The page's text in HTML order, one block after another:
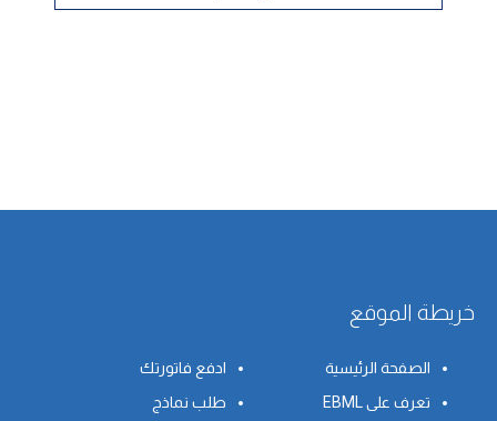
خريطة الموقع
الصفحة الرئيسية
ادفع فاتورتك
تعرف على EBML
طلب نماذج